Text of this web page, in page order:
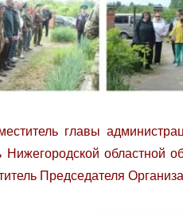
главы
областной
Председателя